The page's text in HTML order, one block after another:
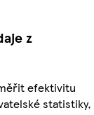
z
efektivitu
statistiky,